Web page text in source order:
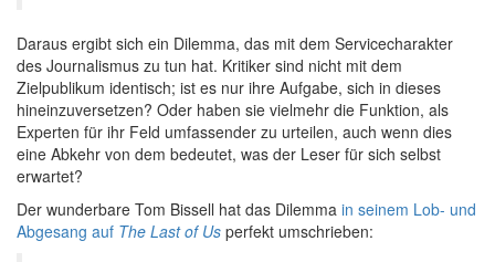
Daraus ergibt sich ein Dilemma, das mit dem Servicecharakter
des Journalismus zu tun hat. Kritiker sind nicht mit dem
Zielpublikum identisch; ist es nur ihre Aufgabe, sich in dieses
hineinzuversetzen? Oder haben sie vielmehr die Funktion, als
Experten für ihr Feld umfassender zu urteilen, auch wenn dies
eine Abkehr von dem bedeutet, was der Leser für sich selbst
erwartet?
Der wunderbare Tom Bissell hat das Dilemma in seinem Lob- und
Abgesang auf The Last of Us perfekt umschrieben: